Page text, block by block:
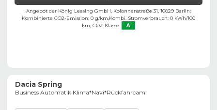
Angebot der König Leasing GmbH, Kolonnenstraße 31, 10829 Berlin;
Kombinierte CO2-Emission: 0 g/km,Kombi. Stromverbrauch: 0 kWh/100
km, CO2-Klasse: A
Dacia Spring
Business Automatik Klima*Navi*Rückfahrcam